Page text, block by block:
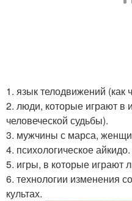
1. язык телодвижений (как
2. люди, которые играют в
человеческой судьбы).
3. мужчины с марса,
4. психологическое айкидо.
5. игры, в которые играют
6. технологии изменения
культах.